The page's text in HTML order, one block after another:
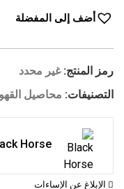
أضف إلى المفضلة
رمز المنتج:غير محدد
التصنيفات: محاصيل
Horse
الإبلاغ عن الإساءات